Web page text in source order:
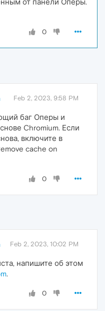
0
Feb 2, 2023, 9:58 PM
баг Оперы и
Chromium. Если
включите в
cache on
0
Feb 2, 2023, 10:02 PM
напишите об этом
.
0